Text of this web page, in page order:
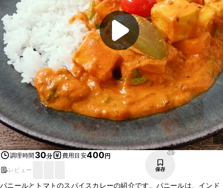
調理時間 30分 費用目安400円
レビュー
161
保存
パニールとトマトのスパイスカレーの紹介です。パニールは、インド